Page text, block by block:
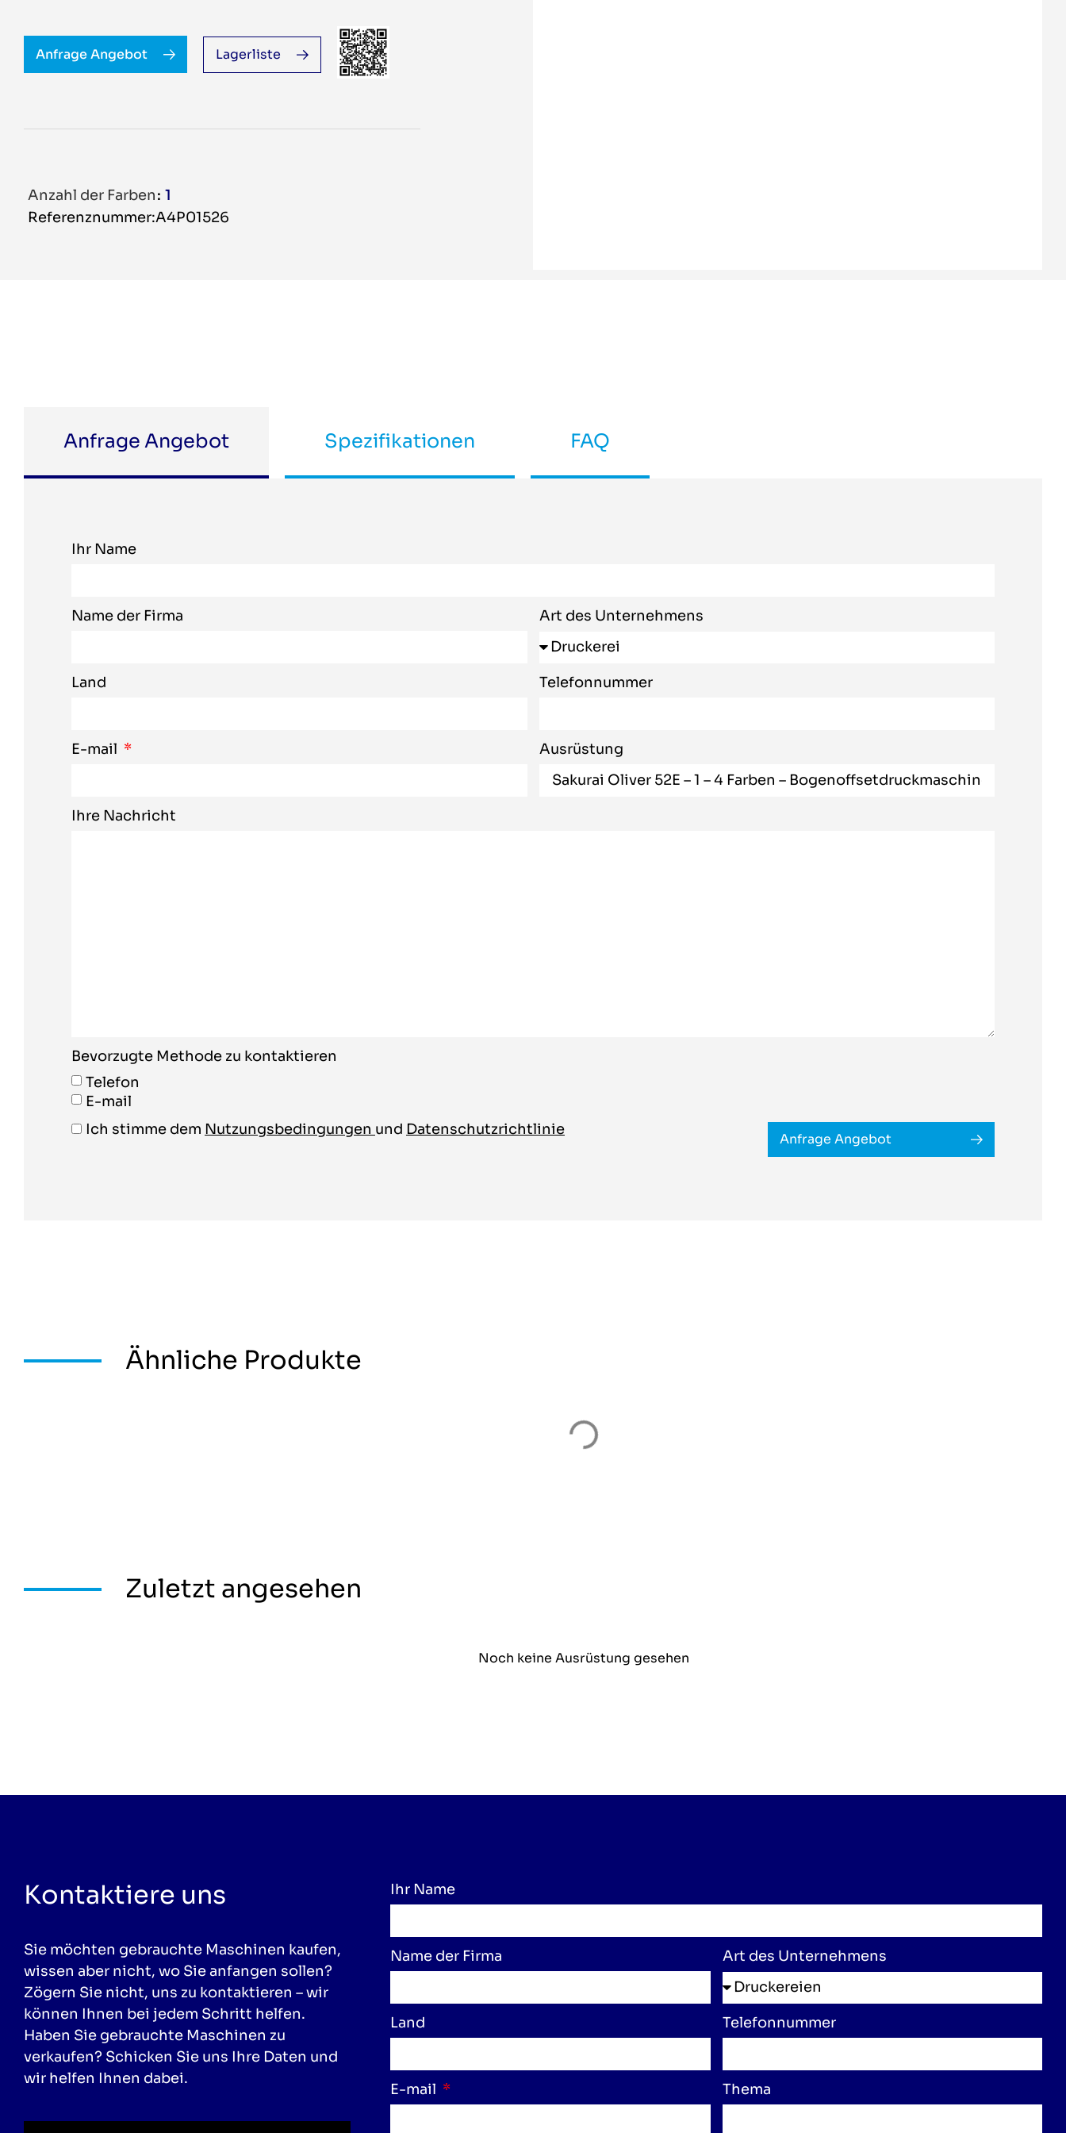
Anfrage Angebot Lagerliste
Anzahl der Farben 1
Referenznummer:A4P01526
Anfrage Angebot Spezifikationen FAQ
Ihr Name
Name der Firma Art des Unternehmens
Land Telefonnummer
E-mail Ausrüstung
Ihre Nachricht
Bevorzugte Methode zu kontaktieren
Telefon
E-mail
Ich stimme dem Nutzungsbedingungen und Datenschutzrichtlinie
Anfrage Angebot
Ähnliche Produkte
Zuletzt angesehen
Noch keine Ausrüstung gesehen
Kontaktiere uns
Sie möchten gebrauchte Maschinen kaufen,
wissen aber nicht, wo Sie anfangen sollen?
Zögern Sie nicht, uns zu kontaktieren – wir
können Ihnen bei jedem Schritt helfen.
Haben Sie gebrauchte Maschinen zu
verkaufen? Schicken Sie uns Ihre Daten und
wir helfen Ihnen dabei.
Ihr Name
Name der Firma Art des Unternehmens
Land Telefonnummer
E-mail Thema